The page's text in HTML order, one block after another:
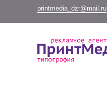
printmedia_dzr@mail.ru